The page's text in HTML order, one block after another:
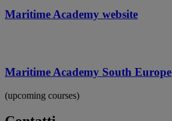
Maritime Academy website
Maritime Academy South Europe
(upcoming courses)